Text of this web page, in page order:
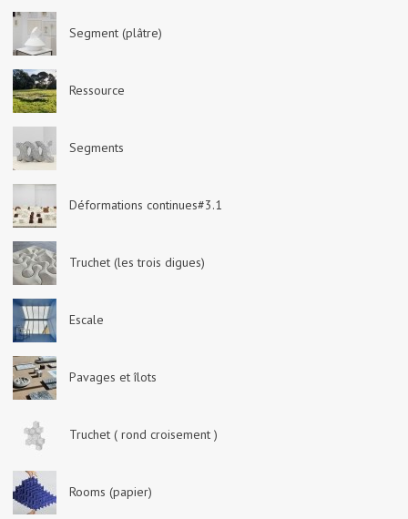
Segment (plâtre)
Ressource
Segments
Déformations continues#3.1
Truchet (les trois digues)
Escale
Pavages et îlots
Truchet ( rond croisement )
Rooms (papier)